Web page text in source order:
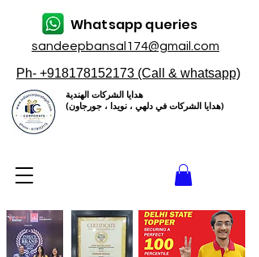
sandeepbansal174@gmail.com
Whatsapp queries
Ph- +918178152173 (Call & whatsapp)
(هدايا الشركات في دلهي ، نويدا ، جورجاون)